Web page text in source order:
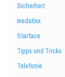
Sicherheit
medatixx
Starface
Tipps und Tricks
Telefonie